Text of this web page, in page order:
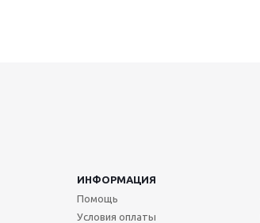
ИНФОРМАЦИЯ
Помощь
Условия оплаты